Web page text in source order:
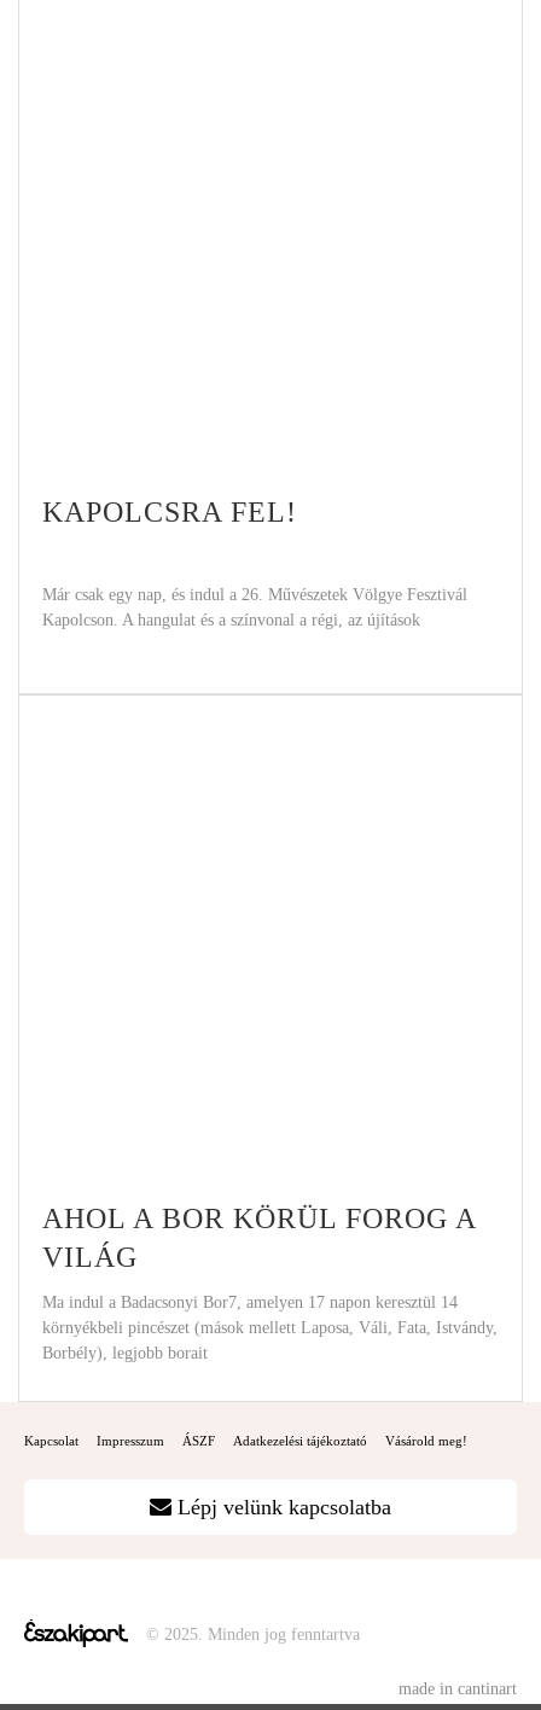
KAPOLCSRA FEL!
Már csak egy nap, és indul a 26. Művészetek Völgye Fesztivál
Kapolcson. A hangulat és a színvonal a régi, az újítások
AHOL A BOR KÖRÜL FOROG A
VILÁG
Ma indul a Badacsonyi Bor7, amelyen 17 napon keresztül 14
környékbeli pincészet (mások mellett Laposa, Váli, Fata, Istvándy,
Borbély), legjobb borait
Kapcsolat Impresszum ÁSZF Adatkezelési tájékoztató Vásárold meg!
Lépj velünk kapcsolatba
© 2025. Minden jog fenntartva
made in cantinart